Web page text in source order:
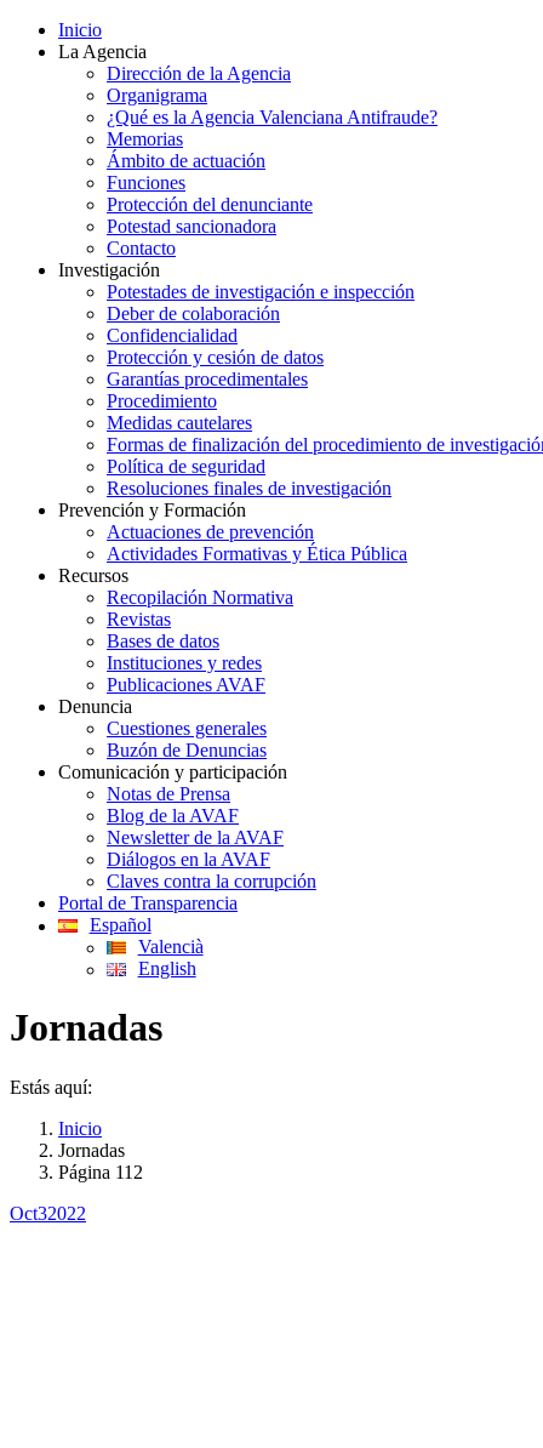
Inicio
La Agencia
Dirección de la Agencia
Organigrama
¿Qué es la Agencia Valenciana Antifraude?
Memorias
Ámbito de actuación
Funciones
Protección del denunciante
Potestad sancionadora
Contacto
Investigación
Potestades de investigación e inspección
Deber de colaboración
Confidencialidad
Protección y cesión de datos
Garantías procedimentales
Procedimiento
Medidas cautelares
Formas de finalización del procedimiento de
Política de seguridad
Resoluciones finales de investigación
Prevención y Formación
Actuaciones de prevención
Actividades Formativas y Ética Pública
Recursos
Recopilación Normativa
Revistas
Bases de datos
Instituciones y redes
Publicaciones AVAF
Denuncia
Cuestiones generales
Buzón de Denuncias
Comunicación y participación
Notas de Prensa
Blog de la AVAF
Newsletter de la AVAF
Diálogos en la AVAF
Claves contra la corrupción
Portal de Transparencia
Español
Valencià
English
Jornadas
Estás aquí:
Inicio
Jornadas
Página 112
Oct32022